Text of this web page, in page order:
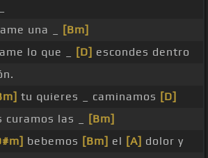
una _
[Bm]
lo que _
[D] escondes dentro
tu quieres _ caminamos [D]
curamos las _
[Bm]
bebemos [Bm] el [A] dolor y